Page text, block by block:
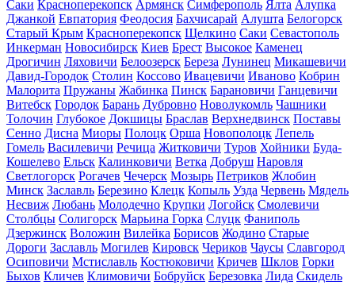
Саки Красноперекопск Армянск Симферополь Ялта Алупка
Джанкой Евпатория Феодосия Бахчисарай Алушта Белогорск
Старый Крым Красноперекопск Щелкино Саки Севастополь
Инкерман Новосибирск Киев Брест Высокое Каменец
Дрогичин Ляховичи Белоозерск Береза Лунинец Микашевичи
Давид-Городок Столин Коссово Ивацевичи Иваново Кобрин
Малорита Пружаны Жабинка Пинск Барановичи Ганцевичи
Витебск Городок Барань Дубровно Новолукомль Чашники
Толочин Глубокое Докшицы Браслав Верхнедвинск Поставы
Сенно Дисна Миоры Полоцк Орша Новополоцк Лепель
Гомель Василевичи Речица Житковичи Туров Хойники Буда-
Кошелево Ельск Калинковичи Ветка Добруш Наровля
Светлогорск Рогачев Чечерск Мозырь Петриков Жлобин
Минск Заславль Березино Клецк Копыль Узда Червень Мядель
Несвиж Любань Молодечно Крупки Логойск Смолевичи
Столбцы Солигорск Марьина Горка Слуцк Фаниполь
Дзержинск Воложин Вилейка Борисов Жодино Старые
Дороги Заславль Могилев Кировск Чериков Чаусы Славгород
Осиповичи Мстиславль Костюковичи Кричев Шклов Горки
Быхов Кличев Климовичи Бобруйск Березовка Лида Скидель